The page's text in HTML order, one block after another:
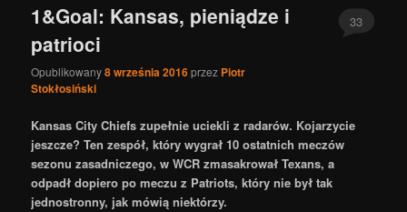
1&Goal: Kansas, pieniądze i
patrioci
Opublikowany8 września 2016przez Piotr
Stokłosiński
33
Kansas City Chiefs zupełnie uciekli z radarów. Kojarzycie
jeszcze? Ten zespół, który wygrał 10 ostatnich meczów
sezonu zasadniczego, w WCR zmasakrował Texans, a
odpadł dopiero po meczu z Patriots, który nie był tak
jednostronny, jak mówią niektórzy.